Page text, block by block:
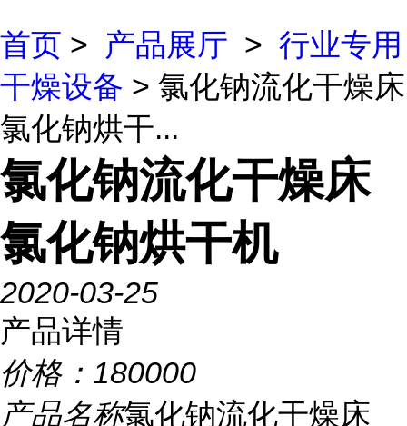
首页 > 产品展厅 > 行业专用
干燥设备 > 氯化钠流化干燥床
氯化钠烘干...
氯化钠流化干燥床
氯化钠烘干机
2020-03-25
产品详情
价格： 180000
产品名称氯化钠流化干燥床